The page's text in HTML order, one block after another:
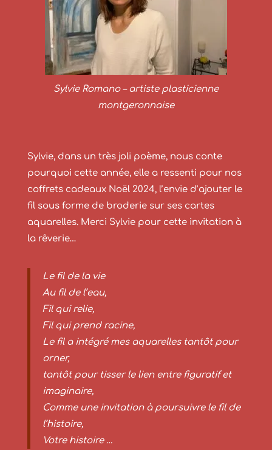
Sylvie Romano – artiste plasticienne
montgeronnaise
Sylvie, dans un très joli poème, nous conte
pourquoi cette année, elle a ressenti pour nos
coffrets cadeaux Noël 2024, l’envie d’ajouter le
fil sous forme de broderie sur ses cartes
aquarelles. Merci Sylvie pour cette invitation à
la rêverie…
Le fil de la vie
Au fil de l’eau,
Fil qui relie,
Fil qui prend racine,
Le fil a intégré mes aquarelles tantôt pour
orner,
tantôt pour tisser le lien entre figuratif et
imaginaire,
Comme une invitation à poursuivre le fil de
l’histoire,
Votre histoire …